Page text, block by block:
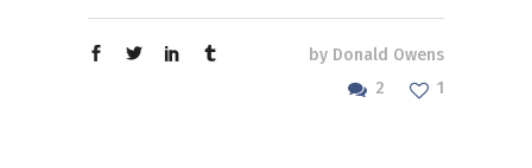
by Donald Owens
2
1